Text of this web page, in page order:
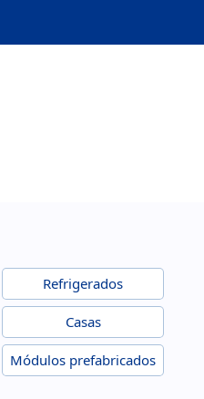
Refrigerados
Casas
Módulos prefabricados